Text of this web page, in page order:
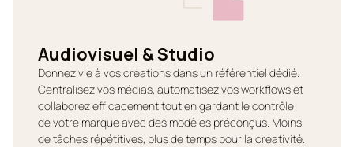
Audiovisuel & Studio
Donnez vie à vos créations dans un référentiel dédié.
Centralisez vos médias, automatisez vos workflows et
collaborez efficacement tout en gardant le contrôle
de votre marque avec des modèles préconçus. Moins
de tâches répétitives, plus de temps pour la créativité.